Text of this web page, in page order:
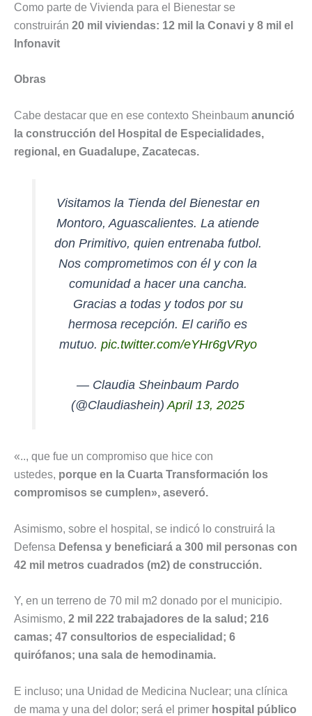
Como parte de Vivienda para el Bienestar se
construirán 20 mil viviendas: 12 mil la Conavi y 8 mil el
Infonavit
Obras
Cabe destacar que en ese contexto Sheinbaum anunció
la construcción del Hospital de Especialidades,
regional, en Guadalupe, Zacatecas.
Visitamos la Tienda del Bienestar en
Montoro, Aguascalientes. La atiende
don Primitivo, quien entrenaba futbol.
Nos comprometimos con él y con la
comunidad a hacer una cancha.
Gracias a todas y todos por su
hermosa recepción. El cariño es
mutuo. pic.twitter.com/eYHr6gVRyo
— Claudia Sheinbaum Pardo
(@Claudiashein) April 13, 2025
«.., que fue un compromiso que hice con
ustedes, porque en la Cuarta Transformación los
compromisos se cumplen», aseveró.
Asimismo, sobre el hospital, se indicó lo construirá la
Defensa Defensa y beneficiará a 300 mil personas con
42 mil metros cuadrados (m2) de construcción.
Y, en un terreno de 70 mil m2 donado por el municipio.
Asimismo, 2 mil 222 trabajadores de la salud; 216
camas; 47 consultorios de especialidad; 6
quirófanos; una sala de hemodinamia.
E incluso; una Unidad de Medicina Nuclear; una clínica
de mama y una del dolor; será el primer hospital público